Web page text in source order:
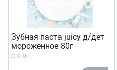
Зубная паста juicy д/дет
мороженное 80г
СПЛАТ